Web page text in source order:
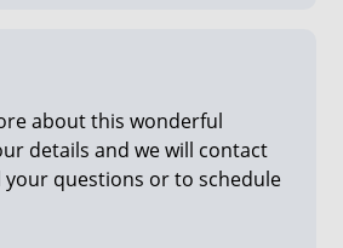
kwartaal 2026
about this wonderful
details and we will contact
your questions or to schedule